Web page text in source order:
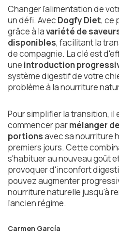
Changer l'alimentation de
un défi. Avec Dogfy Diet, ce
grâce à lavariété de
disponibles, facilitant la
de compagnie. La clé est
une introduction
système digestif de votre
problème à la nourriture
Pour simplifier la transition, il
commencer parmélanger
portionsavec sa nourriture
premiers jours. Cette
s'habituer au nouveau goût
provoquer d'inconfort
pouvez augmenter
nourriture naturelle jusqu'à
l'ancien régime.
Carmen García